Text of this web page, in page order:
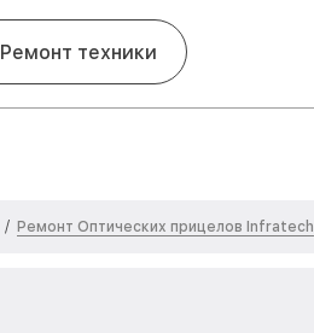
Ремонт техники
/ Ремонт Оптических прицелов Infratech